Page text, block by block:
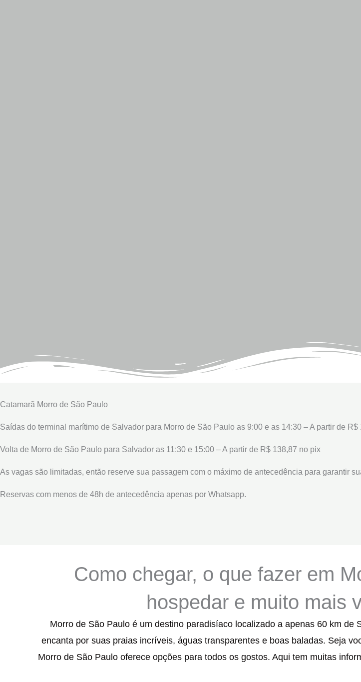
Catamarã Morro de São Paulo
Saídas do terminal marítimo de Salvador para Morro de São Paulo as 9:00 e as 14:30 – A partir de R$
Volta de Morro de São Paulo para Salvador as 11:30 e 15:00 – A partir de R$ 138,87 no pix
As vagas são limitadas, então reserve sua passagem com o máximo de antecedência para garantir
Reservas com menos de 48h de antecedência apenas por Whatsapp.
Como chegar, o que fazer em
hospedar e muito mais
Morro de São Paulo é um destino paradisíaco localizado a apenas 60 km
encanta por suas praias incríveis, águas transparentes e boas baladas. Seja
Morro de São Paulo oferece opções para todos os gostos. Aqui tem muitas